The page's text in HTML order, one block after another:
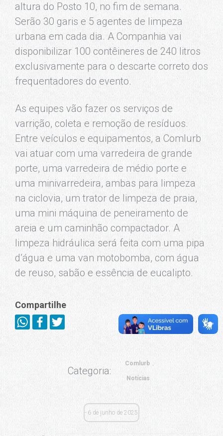
altura do Posto 10, no fim de semana.
Serão 30 garis e 5 agentes de limpeza
urbana em cada dia. A Companhia vai
disponibilizar 100 contêineres de 240 litros
exclusivamente para o descarte correto dos
frequentadores do evento.
As equipes vão fazer os serviços de
varrição, coleta e remoção de resíduos.
Entre veículos e equipamentos, a Comlurb
vai atuar com uma varredeira de grande
porte, uma varredeira de médio porte e
uma minivarredeira, ambas para limpeza
na ciclovia, um trator de limpeza de praia,
uma mini máquina de peneiramento de
areia e um caminhão compactador. A
limpeza hidráulica será feita com uma pipa
d’água e uma van motobomba, com água
de reuso, sabão e essência de eucalipto.
Compartilhe
Categoria:
Comlurb
Notícias
6 de junho de 2025